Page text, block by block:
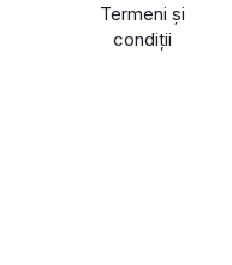
Termeni și
condiții